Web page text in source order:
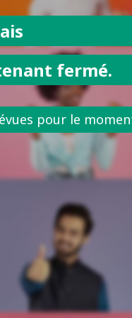
fermé.
pour le